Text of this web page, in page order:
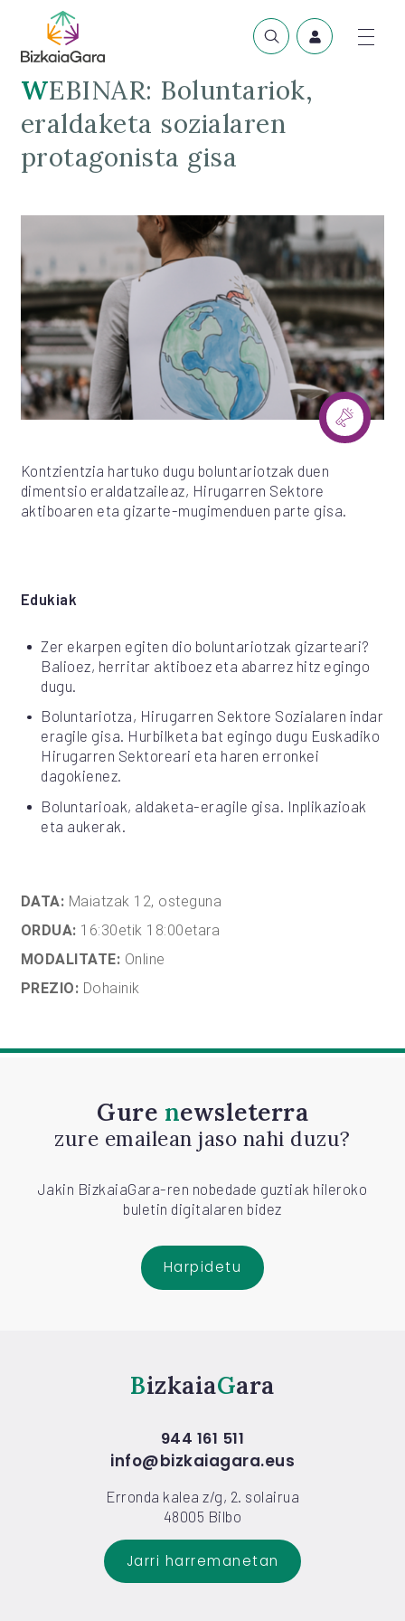
WEBINAR: Boluntariok,
eraldaketa sozialaren
protagonista gisa
Kontzientzia hartuko dugu boluntariotzak duen
dimentsio eraldatzaileaz, Hirugarren Sektore
aktiboaren eta gizarte-mugimenduen parte gisa.
Edukiak
Zer ekarpen egiten dio boluntariotzak gizarteari?
Balioez, herritar aktiboez eta abarrez hitz egingo
dugu.
Boluntariotza, Hirugarren Sektore Sozialaren indar
eragile gisa. Hurbilketa bat egingo dugu Euskadiko
Hirugarren Sektoreari eta haren erronkei
dagokienez.
Boluntarioak, aldaketa-eragile gisa. Inplikazioak
eta aukerak.
DATA: Maiatzak 12, osteguna
ORDUA: 16:30etik 18:00etara
MODALITATE: Online
PREZIO: Dohainik
Gure newsleterra
zure emailean jaso nahi duzu?
Jakin BizkaiaGara-ren nobedade guztiak hileroko
buletin digitalaren bidez
Harpidetu
Bizkaia Gara
944 161 511
info@bizkaiagara.eus
Erronda kalea z/g, 2. solairua
48005 Bilbo
Jarri harremanetan